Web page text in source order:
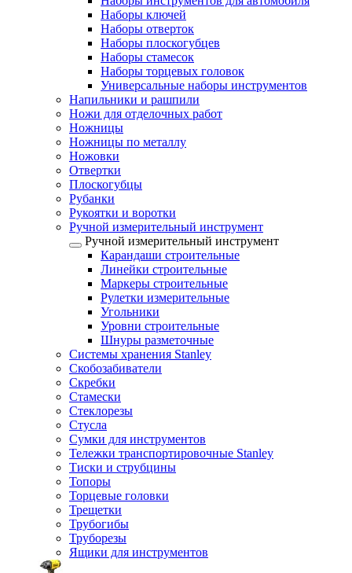
Наборы ключей
Наборы отверток
Наборы плоскогубцев
Наборы стамесок
Наборы торцевых головок
Универсальные наборы инструментов
Напильники и рашпили
Ножи для отделочных работ
Ножницы
Ножницы по металлу
Ножовки
Отвертки
Плоскогубцы
Рубанки
Рукоятки и воротки
Ручной измерительный инструмент
Ручной измерительный инструмент
Карандаши строительные
Линейки строительные
Маркеры строительные
Рулетки измерительные
Угольники
Уровни строительные
Шнуры разметочные
Системы хранения Stanley
Скобозабиватели
Скребки
Стамески
Стеклорезы
Стусла
Сумки для инструментов
Тележки транспортировочные Stanley
Тиски и струбцины
Топоры
Торцевые головки
Трещетки
Трубогибы
Труборезы
Ящики для инструментов